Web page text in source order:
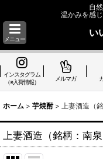
自
温かみを感じ
メニュー
い
インスタグラム
（※入荷情報）
メルマガ
ホーム > 芋焼酎 > 上妻酒造（
上妻酒造（銘柄：南